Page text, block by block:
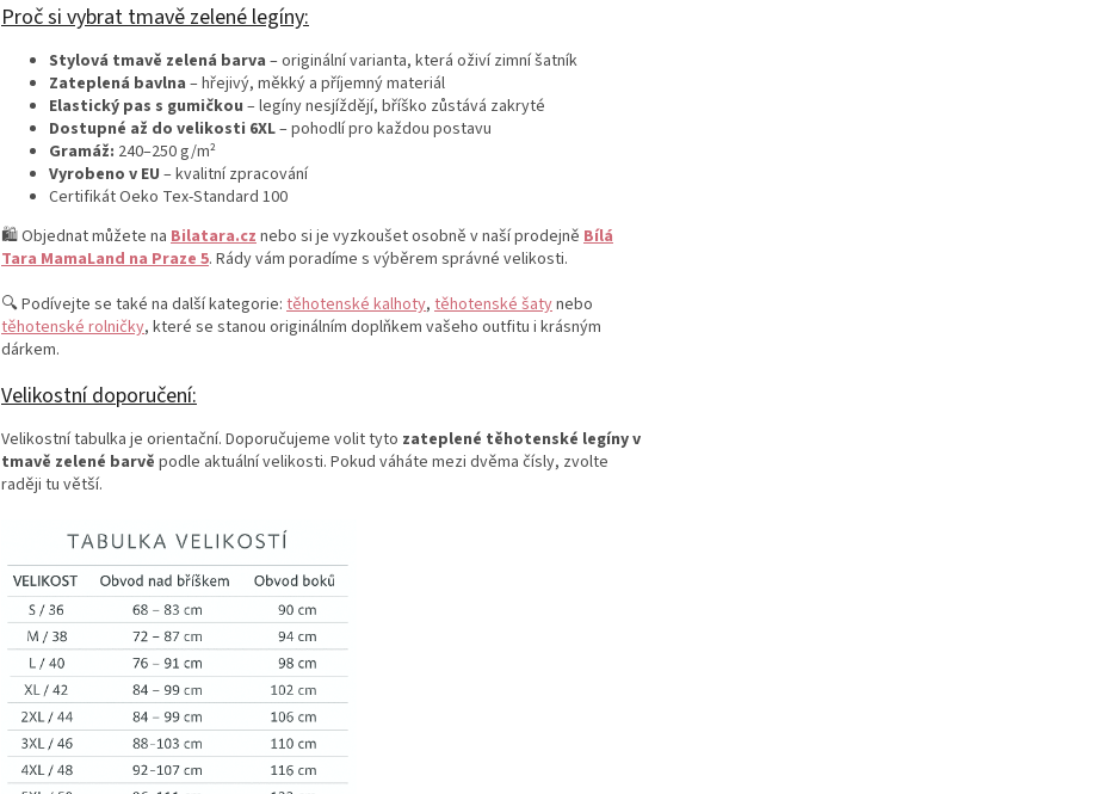
Proč si vybrat tmavě zelené legíny:
Stylová tmavě zelená barva – originální varianta, která oživí zimní šatník
Zateplená bavlna – hřejivý, měkký a příjemný materiál
Elastický pas s gumičkou – legíny nesjíždějí, bříško zůstává zakryté
Dostupné až do velikosti 6XL– pohodlí pro každou postavu
Gramáž: 240–250 g/m²
Vyrobeno v EU – kvalitní zpracování
Certifikát Oeko Tex-Standard 100
🛍️ Objednat můžete na Bilatara.cz nebo si je vyzkoušet osobně v naší prodejně Bílá
Tara MamaLand na Praze 5. Rády vám poradíme s výběrem správné velikosti.
🔍 Podívejte se také na další kategorie: těhotenské kalhoty, těhotenské šatynebo
těhotenské rolničky, které se stanou originálním doplňkem vašeho outfitu i krásným
dárkem.
Velikostní doporučení:
Velikostní tabulka je orientační. Doporučujeme volit tyto zateplené těhotenské legíny v
tmavě zelené barvě podle aktuální velikosti. Pokud váháte mezi dvěma čísly, zvolte
raději tu větší.